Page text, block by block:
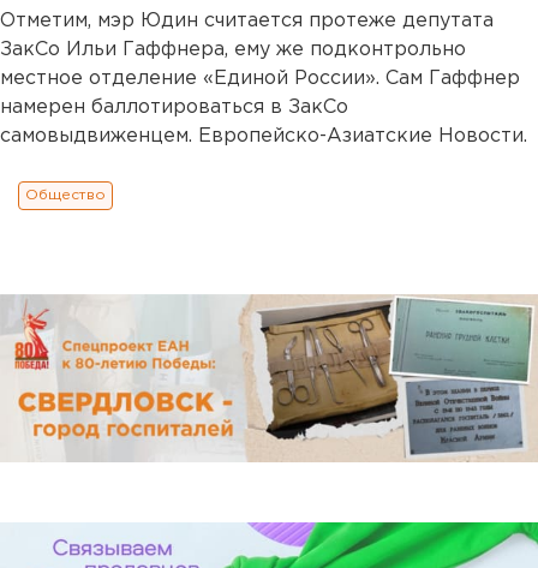
Отметим, мэр Юдин считается протеже депутата
ЗакСо Ильи Гаффнера, ему же подконтрольно
местное отделение «Единой России». Сам Гаффнер
намерен баллотироваться в ЗакСо
самовыдвиженцем. Европейско-Азиатские Новости.
Общество